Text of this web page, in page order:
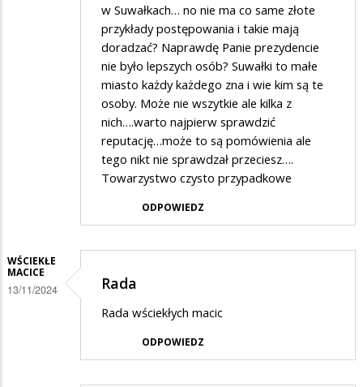
w Suwałkach… no nie ma co same złote
przykłady postępowania i takie mają
doradzać? Naprawdę Panie prezydencie
nie było lepszych osób? Suwałki to małe
miasto każdy każdego zna i wie kim są te
osoby. Może nie wszytkie ale kilka z
nich….warto najpierw sprawdzić
reputację…może to są pomówienia ale
tego nikt nie sprawdzał przeciesz….
Towarzystwo czysto przypadkowe
ODPOWIEDZ
WŚCIEKŁE
MACICE
13/11/2024 Rada
Rada wściekłych macic
ODPOWIEDZ